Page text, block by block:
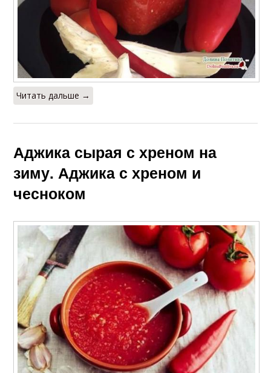
Читать дальше →
Аджика сырая с хреном на
зиму. Аджика с хреном и
чесноком